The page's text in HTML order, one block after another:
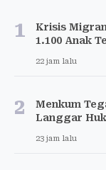
1
Krisis
1.100 Anak
22 jam lalu
2
Menkum
Langgar
23 jam lalu